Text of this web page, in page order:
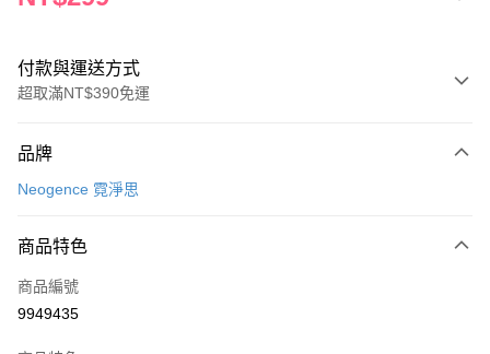
付款與運送方式
超取滿NT$390免運
POYA支付
超商取貨付款
LINE Pay
品牌
Neogence 霓淨思
商品特色
商品編號
9949435